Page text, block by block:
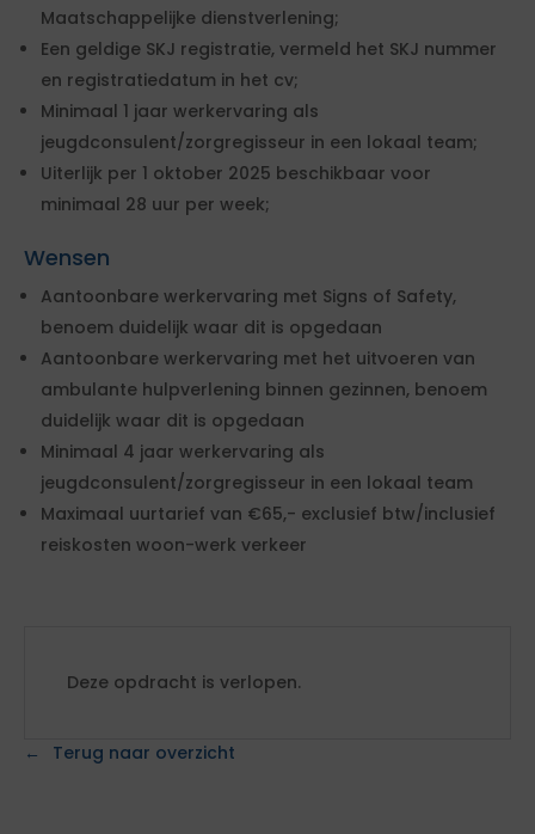
Maatschappelijke dienstverlening;
Een geldige SKJ registratie, vermeld het SKJ nummer
en registratiedatum in het cv;
Minimaal 1 jaar werkervaring als
jeugdconsulent/zorgregisseur in een lokaal team;
Uiterlijk per 1 oktober 2025 beschikbaar voor
minimaal 28 uur per week;
Wensen
Aantoonbare werkervaring met Signs of Safety,
benoem duidelijk waar dit is opgedaan
Aantoonbare werkervaring met het uitvoeren van
ambulante hulpverlening binnen gezinnen, benoem
duidelijk waar dit is opgedaan
Minimaal 4 jaar werkervaring als
jeugdconsulent/zorgregisseur in een lokaal team
Maximaal uurtarief van €65,- exclusief btw/inclusief
reiskosten woon-werk verkeer
Deze opdracht is verlopen.
Terug naar overzicht